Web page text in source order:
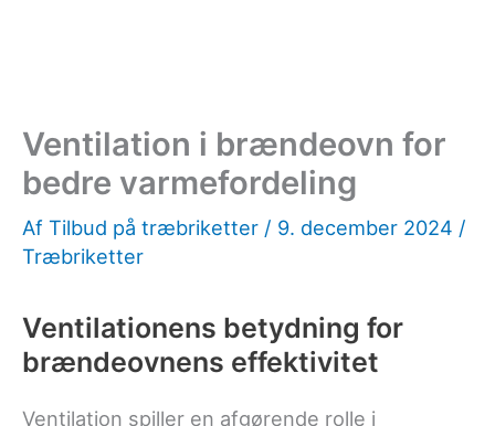
Ventilation i brændeovn for
bedre varmefordeling
Af Tilbud på træbriketter / 9. december 2024 /
Træbriketter
Ventilationens betydning for
brændeovnens effektivitet
Ventilation spiller en afgørende rolle i